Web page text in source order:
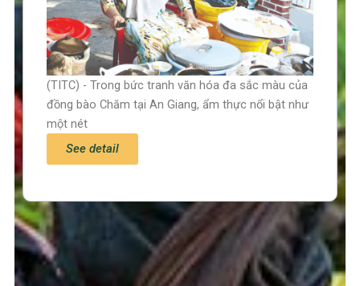
Trang chủ
Tin tức – Sự kiện
(TITC) - Trong bức tranh văn hóa đa sắc màu của
đồng bào Chăm tại An Giang, ẩm thực nổi bật như
một nét
See detail